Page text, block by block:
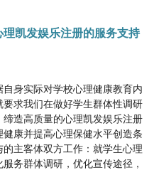
凯发娱乐注册的服务支持
身实际对学校心理健康教育内
求我们在做好学生群体性调研
造高质量的心理凯发娱乐注册
康并提高心理保健水平创造条
主客体双方工作：就学生心理
务群体调研，优化宣传途径，